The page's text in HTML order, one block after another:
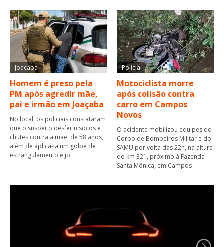
Joaçaba
Homem é preso pela
PM após agredir mãe,
pai e irmão em Joaçaba
No local, os policiais constataram
que o suspeito desferiu socos e
chutes contra a mãe, de 58 anos,
além de aplicá-la um golpe de
estrangulamento e jo
Polícia
Motociclista morre
após colisão contra
carro em Campos
Novos
O acidente mobilizou equipes do
Corpo de Bombeiros Militar e do
SAMU por volta das 22h, na altura
do km 321, próximo à Fazenda
Santa Mônica, em Campos